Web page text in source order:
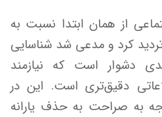
از همان ابتدا نسبت به
کرد و مدعی شد شناسایی
دشوار است که نیازمند
دقیق‌تری است. این در
به صراحت به حذف یارانه